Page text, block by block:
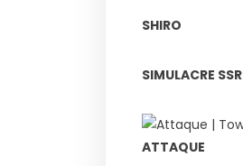
SHIRO
SIMULACRE SSR
ATTAQUE